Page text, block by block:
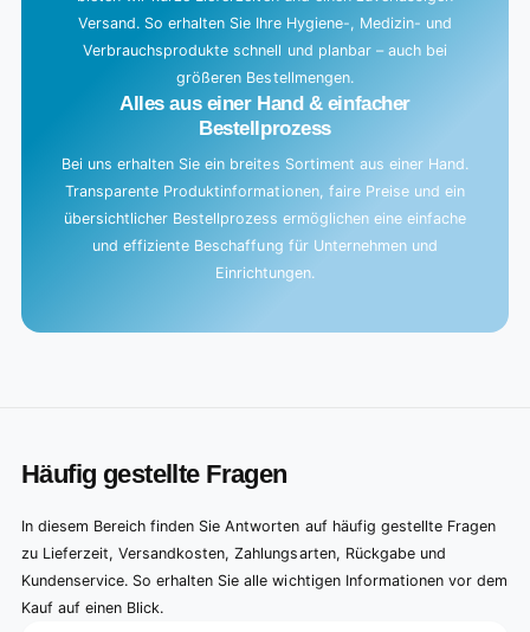
Versand. So erhalten Sie Ihre Hygiene-, Medizin- und
Verbrauchsprodukte schnell und planbar – auch bei
größeren Bestellmengen.
Alles aus einer Hand & einfacher
Bestellprozess
Bei uns erhalten Sie ein breites Sortiment aus einer Hand.
Transparente Produktinformationen, faire Preise und ein
übersichtlicher Bestellprozess ermöglichen eine einfache
und effiziente Beschaffung für Unternehmen und
Einrichtungen.
Häufig gestellte Fragen
In diesem Bereich finden Sie Antworten auf häufig gestellte Fragen
zu Lieferzeit, Versandkosten, Zahlungsarten, Rückgabe und
Kundenservice. So erhalten Sie alle wichtigen Informationen vor dem
Kauf auf einen Blick.